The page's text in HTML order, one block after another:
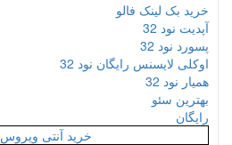
خرید بک لینک فالو
آپدیت نود 32
پسورد نود 32
اوکلی لایسنس رایگان نود 32
همیار نود 32
بهترین سئو
رایگان
خرید آنتی ویروس